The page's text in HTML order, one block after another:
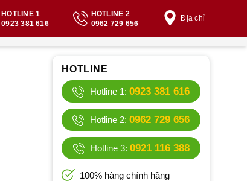
HOTLINE 1
0923 381 616
HOTLINE 2
0962 729 656
Địa chỉ
HOTLINE
Hotline 1: 0923 381 616
Hotline 2: 0962 729 656
Hotline 3: 0921 116 388
100% hàng chính hãng